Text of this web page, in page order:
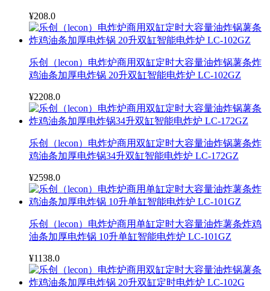
¥208.0
乐创（lecon）电炸炉商用双缸定时大容量油炸锅薯条炸
鸡油条加厚电炸锅 20升双缸智能电炸炉 LC-102GZ
¥2208.0
乐创（lecon）电炸炉商用双缸定时大容量油炸锅薯条炸
鸡油条加厚电炸锅34升双缸智能电炸炉 LC-172GZ
¥2598.0
乐创（lecon）电炸炉商用单缸定时大容量油炸薯条炸鸡
油条加厚电炸锅 10升单缸智能电炸炉 LC-101GZ
¥1138.0